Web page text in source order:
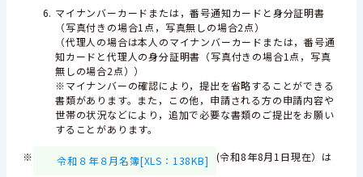
マイナンバーカードまたは，番号通知カードと身分証明書
（写真付きの場合1点，写真無しの場合2点）
（代理人の場合は本人のマイナンバーカードまたは，番号通
知カードと代理人の身分証明書（写真付きの場合1点，写真
無しの場合2点））
※マイナンバーの確認により，提出を省略することができる
書類があります。また，この他，申請される方の申請内容や
世帯の状況などにより，追加で必要な書類のご提出をお願い
することがあります。
※
令和８年８月名簿[XLS：138KB] (令和8年8月1日現在）は